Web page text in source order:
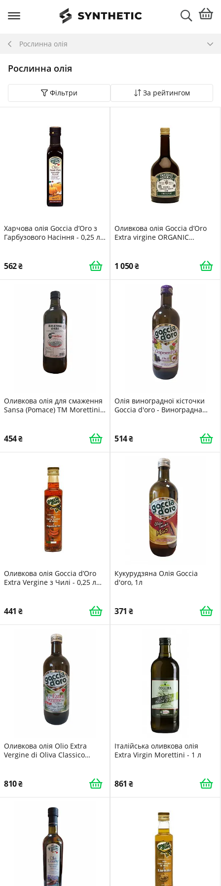
Рослинна олія
Рослинна олія
Фільтри За рейтингом
Харчова олія Goccia d’Oro з
Гарбузового Насіння - 0,25 л
562
Оливкова олія Goccia d’Oro
Extra virgine ORGANIC
1 050
Оливкова олія для смаження
Sansa (Pomace) ТМ Morettini
454
Олія виноградної кісточки
Goccia d'oro - Виноградна
514
Оливкова олія Goccia d’Oro
Extra Vergine з Чилі - 0,25 л
441
Кукурудзяна Олія Goccia
d'oro, 1л
371
Оливкова олія Olio Extra
Vergine di Oliva Classico
810
Італійська оливкова олія
Extra Virgin Morettini - 1 л
861